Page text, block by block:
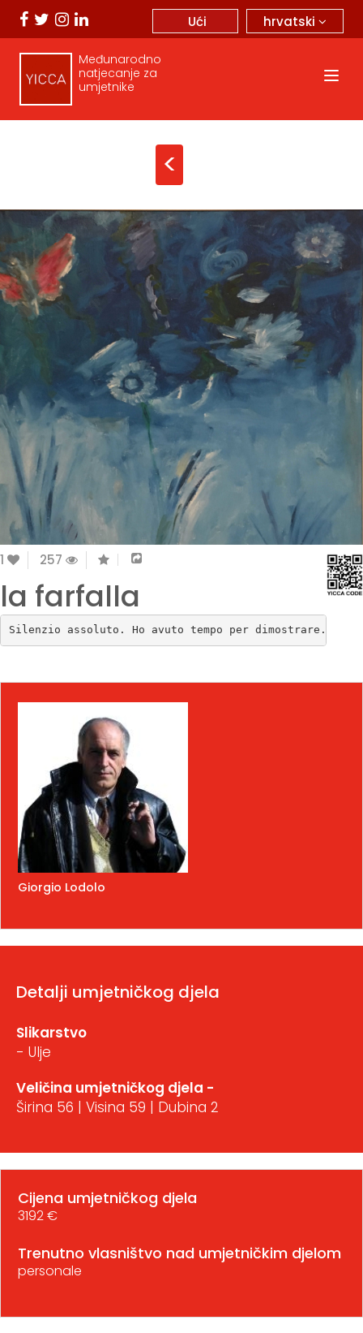
hrvatski
Ući
Međunarodno
natjecanje za
umjetnike
<
1 257
la farfalla
Silenzio assoluto. Ho avuto tempo per dimostrare. Il
Giorgio Lodolo
Detalji umjetničkog djela
Slikarstvo
- Ulje
Veličina umjetničkog djela -
Širina 56 | Visina 59 | Dubina 2
Cijena umjetničkog djela
3192 €
Trenutno vlasništvo nad umjetničkim djelom
personale